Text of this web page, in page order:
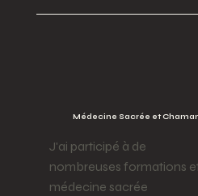
Médecine Sacrée et
J'ai participé à de
nombreuses formations
médecine sacrée